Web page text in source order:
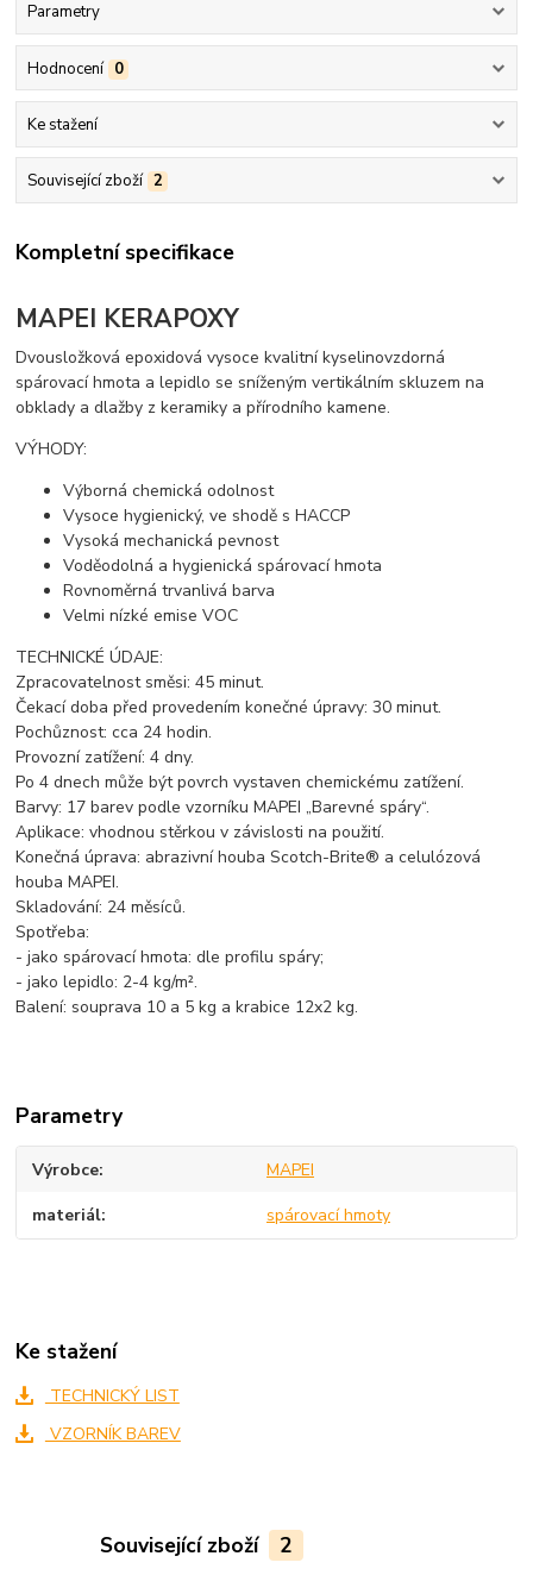
Parametry
Hodnocení 0
Ke stažení
Související zboží 2
Kompletní specifikace
MAPEI KERAPOXY
Dvousložková epoxidová vysoce kvalitní kyselinovzdorná
spárovací hmota a lepidlo se sníženým vertikálním skluzem na
obklady a dlažby z keramiky a přírodního kamene.
VÝHODY:
Výborná chemická odolnost
Vysoce hygienický, ve shodě s HACCP
Vysoká mechanická pevnost
Voděodolná a hygienická spárovací hmota
Rovnoměrná trvanlivá barva
Velmi nízké emise VOC
TECHNICKÉ ÚDAJE:
Zpracovatelnost směsi: 45 minut.
Čekací doba před provedením konečné úpravy: 30 minut.
Pochůznost: cca 24 hodin.
Provozní zatížení: 4 dny.
Po 4 dnech může být povrch vystaven chemickému zatížení.
Barvy: 17 barev podle vzorníku MAPEI „Barevné spáry“.
Aplikace: vhodnou stěrkou v závislosti na použití.
Konečná úprava: abrazivní houba Scotch-Brite® a celulózová
houba MAPEI.
Skladování: 24 měsíců.
Spotřeba:
- jako spárovací hmota: dle profilu spáry;
- jako lepidlo: 2-4 kg/m².
Balení: souprava 10 a 5 kg a krabice 12x2 kg.
Parametry
Výrobce MAPEI
materiál spárovací hmoty
Ke stažení
TECHNICKÝ LIST
VZORNÍK BAREV
Související zboží 2